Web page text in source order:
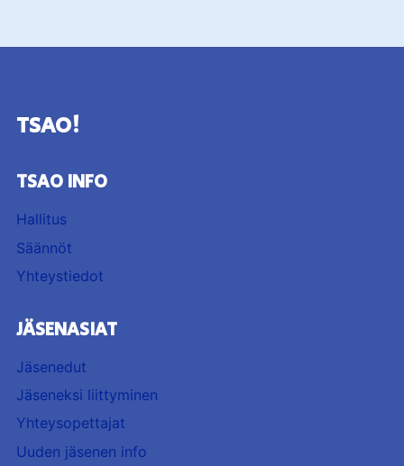
TSAO!
TSAO INFO
Hallitus
Säännöt
Yhteystiedot
JÄSENASIAT
Jäsenedut
Jäseneksi liittyminen
Yhteysopettajat
Uuden jäsenen info